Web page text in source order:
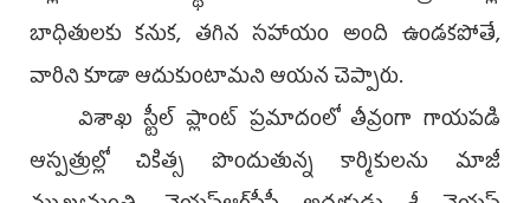
బాధితులకు కనుక, తగిన సహాయం అంది ఉండకపోతే,
వారిని కూడా ఆదుకుంటామని ఆయన చెప్పారు.
విశాఖ స్టీల్‌ ప్లాంట్‌ ప్రమాదంలో తీవ్రంగా గాయపడి
ఆస్పత్రుల్లో చికిత్స పొందుతున్న కార్మికులను మాజీ